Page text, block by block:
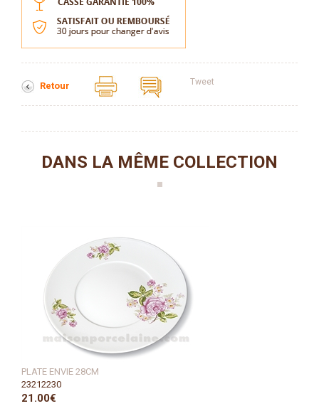
Retour Tweet
DANS LA MÊME COLLECTION
PLATE ENVIE 28CM
23212230
21.00€